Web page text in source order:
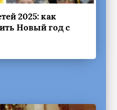
2025: как
Новый год с